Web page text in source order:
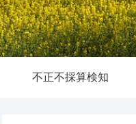
不正不採算検知